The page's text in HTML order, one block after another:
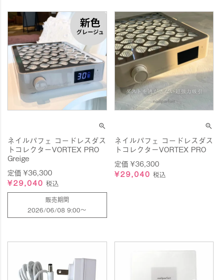
ネイルパフェ コードレスダス
トコレクターVORTEX PRO
Greige
定価¥36,300
¥29,040 税込
販売期間
2026/06/08 9:00〜
ネイルパフェ コードレスダス
トコレクターVORTEX PRO
定価 ¥36,300
¥29,040 税込